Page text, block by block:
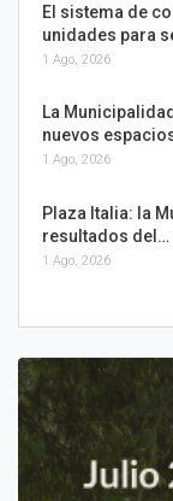
El sistema de
unidades para
1 Ago, 2026
La
nuevos
1 Ago, 2026
Plaza Italia: la
resultados del…
1 Ago, 2026